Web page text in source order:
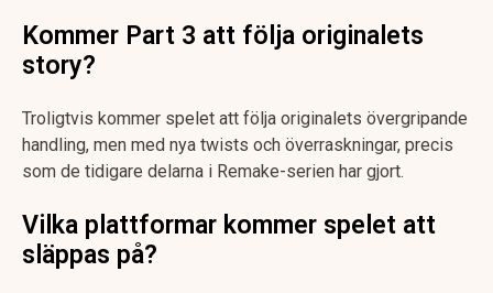
Kommer Part 3 att följa originalets
story?
Troligtvis kommer spelet att följa originalets övergripande
handling, men med nya twists och överraskningar, precis
som de tidigare delarna i Remake-serien har gjort.
Vilka plattformar kommer spelet att
släppas på?